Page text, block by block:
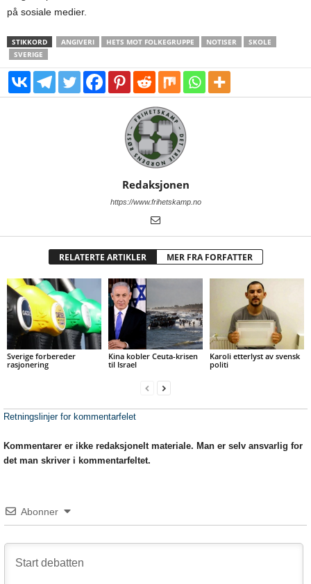
på sosiale medier.
STIKKORD ANGIVERI HETS MOT FOLKEGRUPPE NOTISER
SKOLE
SVERIGE
Redaksjonen
https://www.frihetskamp.no
RELATERTE ARTIKLER MER FRA FORFATTER
Sverige forbereder
rasjonering
Kina kobler Ceuta-krisen
til Israel
Karoli etterlyst av svensk
politi
Retningslinjer for kommentarfelet
Kommentarer er ikke redaksjonelt materiale. Man er selv ansvarlig for
det man skriver i kommentarfeltet.
Abonner